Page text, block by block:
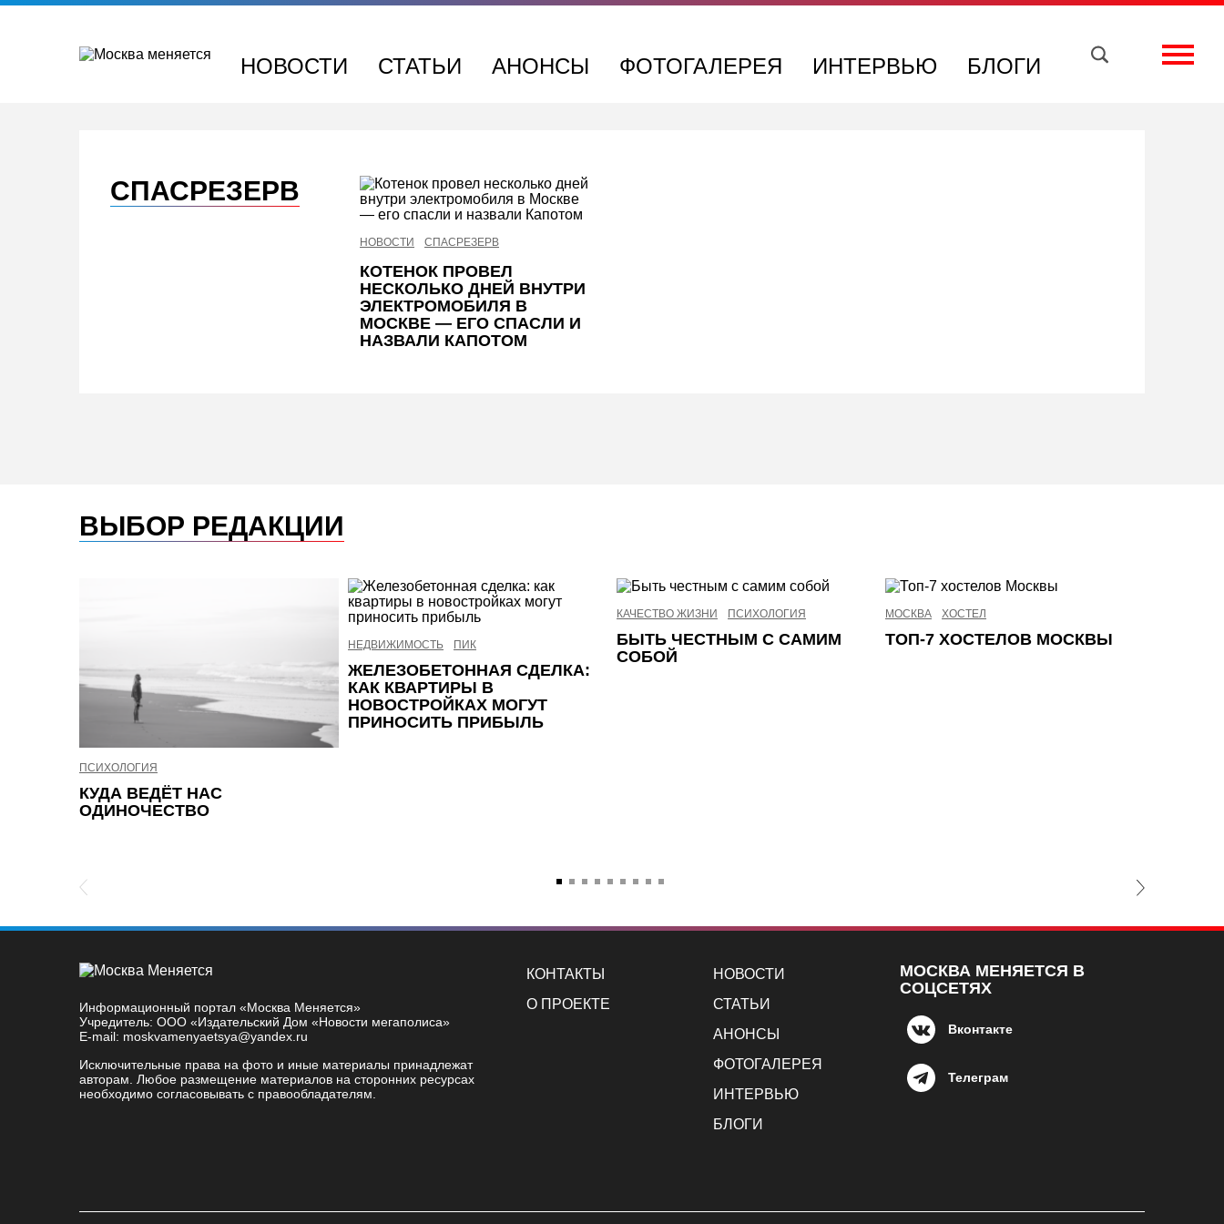
Перейти
НОВОСТИ СТАТЬИ АНОНСЫ ФОТОГАЛЕРЕЯ ИНТЕРВЬЮ БЛОГИ
СПАСРЕЗЕРВ
НОВОСТИ СПАСРЕЗЕРВ
КОТЕНОК ПРОВЕЛ
НЕСКОЛЬКО ДНЕЙ ВНУТРИ
ЭЛЕКТРОМОБИЛЯ В
МОСКВЕ — ЕГО СПАСЛИ И
НАЗВАЛИ КАПОТОМ
ВЫБОР РЕДАКЦИИ
ПСИХОЛОГИЯ
КУДА ВЕДЁТ НАС
ОДИНОЧЕСТВО
НЕДВИЖИМОСТЬ ПИК
ЖЕЛЕЗОБЕТОННАЯ СДЕЛКА:
КАК КВАРТИРЫ В
НОВОСТРОЙКАХ МОГУТ
ПРИНОСИТЬ ПРИБЫЛЬ
КАЧЕСТВО ЖИЗНИ ПСИХОЛОГИЯ
БЫТЬ ЧЕСТНЫМ С САМИМ
СОБОЙ
МОСКВА ХОСТЕЛ
ТОП-7 ХОСТЕЛОВ МОСКВЫ
Slide
Next Slide
Информационный портал «Москва Меняется»
Учредитель: ООО «Издательский Дом «Новости мегаполиса»
E-mail: moskvamenyaetsya@yandex.ru
Исключительные права на фото и иные материалы принадлежат
авторам. Любое размещение материалов на сторонних ресурсах
необходимо согласовывать с правообладателям.
КОНТАКТЫ
О ПРОЕКТЕ
НОВОСТИ
СТАТЬИ
АНОНСЫ
ФОТОГАЛЕРЕЯ
ИНТЕРВЬЮ
БЛОГИ
МОСКВА МЕНЯЕТСЯ В
СОЦСЕТЯХ
Вконтакте
Телеграм